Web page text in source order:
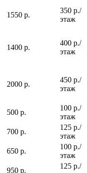
1550 р.
350 р./
этаж
1400 р.
400 р./
этаж
2000 р.
450 р./
этаж
500 р.
100 р./
этаж
700 р.
125 р./
этаж
650 р.
100 р./
этаж
950 р.
125 р./